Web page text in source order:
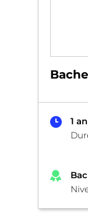
1 an
Bac